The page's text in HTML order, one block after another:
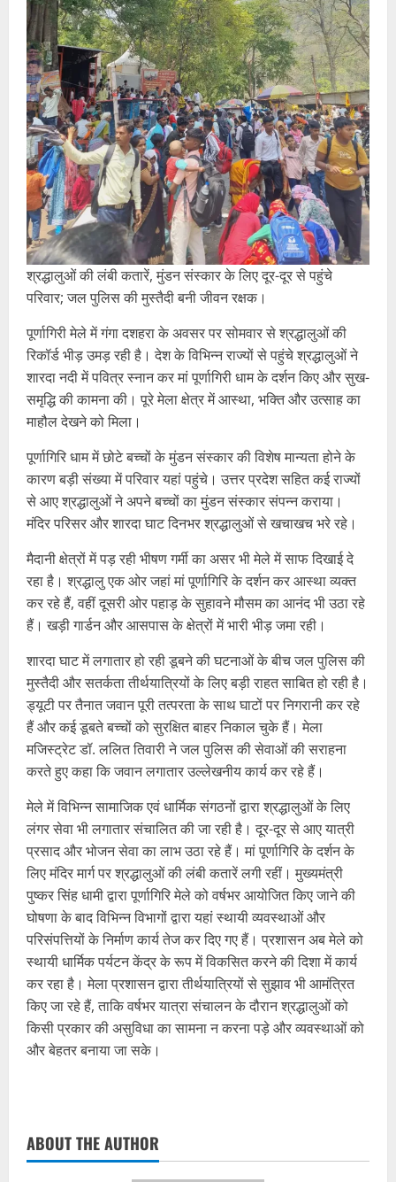
श्रद्धालुओं की लंबी कतारें, मुंडन संस्कार के लिए दूर-दूर से पहुंचे
परिवार; जल पुलिस की मुस्तैदी बनी जीवन रक्षक।
पूर्णागिरी मेले में गंगा दशहरा के अवसर पर सोमवार से श्रद्धालुओं की
रिकॉर्ड भीड़ उमड़ रही है। देश के विभिन्न राज्यों से पहुंचे श्रद्धालुओं ने
शारदा नदी में पवित्र स्नान कर मां पूर्णागिरी धाम के दर्शन किए और सुख-
समृद्धि की कामना की। पूरे मेला क्षेत्र में आस्था, भक्ति और उत्साह का
माहौल देखने को मिला।
पूर्णागिरि धाम में छोटे बच्चों के मुंडन संस्कार की विशेष मान्यता होने के
कारण बड़ी संख्या में परिवार यहां पहुंचे। उत्तर प्रदेश सहित कई राज्यों
से आए श्रद्धालुओं ने अपने बच्चों का मुंडन संस्कार संपन्न कराया।
मंदिर परिसर और शारदा घाट दिनभर श्रद्धालुओं से खचाखच भरे रहे।
मैदानी क्षेत्रों में पड़ रही भीषण गर्मी का असर भी मेले में साफ दिखाई दे
रहा है। श्रद्धालु एक ओर जहां मां पूर्णागिरि के दर्शन कर आस्था व्यक्त
कर रहे हैं, वहीं दूसरी ओर पहाड़ के सुहावने मौसम का आनंद भी उठा रहे
हैं। खड़ी गार्डन और आसपास के क्षेत्रों में भारी भीड़ जमा रही।
शारदा घाट में लगातार हो रही डूबने की घटनाओं के बीच जल पुलिस की
मुस्तैदी और सतर्कता तीर्थयात्रियों के लिए बड़ी राहत साबित हो रही है।
ड्यूटी पर तैनात जवान पूरी तत्परता के साथ घाटों पर निगरानी कर रहे
हैं और कई डूबते बच्चों को सुरक्षित बाहर निकाल चुके हैं। मेला
मजिस्ट्रेट डॉ. ललित तिवारी ने जल पुलिस की सेवाओं की सराहना
करते हुए कहा कि जवान लगातार उल्लेखनीय कार्य कर रहे हैं।
मेले में विभिन्न सामाजिक एवं धार्मिक संगठनों द्वारा श्रद्धालुओं के लिए
लंगर सेवा भी लगातार संचालित की जा रही है। दूर-दूर से आए यात्री
प्रसाद और भोजन सेवा का लाभ उठा रहे हैं। मां पूर्णागिरि के दर्शन के
लिए मंदिर मार्ग पर श्रद्धालुओं की लंबी कतारें लगी रहीं। मुख्यमंत्री
पुष्कर सिंह धामी द्वारा पूर्णागिरि मेले को वर्षभर आयोजित किए जाने की
घोषणा के बाद विभिन्न विभागों द्वारा यहां स्थायी व्यवस्थाओं और
परिसंपत्तियों के निर्माण कार्य तेज कर दिए गए हैं। प्रशासन अब मेले को
स्थायी धार्मिक पर्यटन केंद्र के रूप में विकसित करने की दिशा में कार्य
कर रहा है। मेला प्रशासन द्वारा तीर्थयात्रियों से सुझाव भी आमंत्रित
किए जा रहे हैं, ताकि वर्षभर यात्रा संचालन के दौरान श्रद्धालुओं को
किसी प्रकार की असुविधा का सामना न करना पड़े और व्यवस्थाओं को
और बेहतर बनाया जा सके।
ABOUT THE AUTHOR